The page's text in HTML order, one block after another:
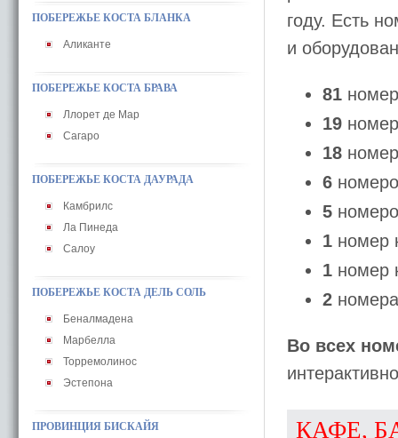
ПОБЕРЕЖЬЕ КОСТА БЛАНКА
Аликанте
ПОБЕРЕЖЬЕ КОСТА БРАВА
Ллорет де Мар
Сагаро
ПОБЕРЕЖЬЕ КОСТА ДАУРАДА
Камбрилс
Ла Пинеда
Салоу
ПОБЕРЕЖЬЕ КОСТА ДЕЛЬ СОЛЬ
Беналмадена
Марбелла
Торремолинос
Эстепона
ПРОВИНЦИЯ БИСКАЙЯ
году. Есть
и
81
19
18
6
5
1 номер
1 номер
2
Во всех
КАФЕ,